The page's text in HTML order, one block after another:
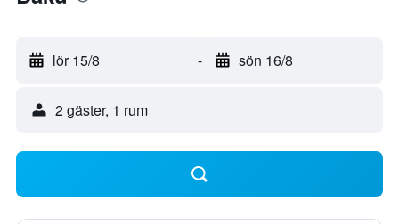
lör 15/8 - sön 16/8
2 gäster, 1 rum